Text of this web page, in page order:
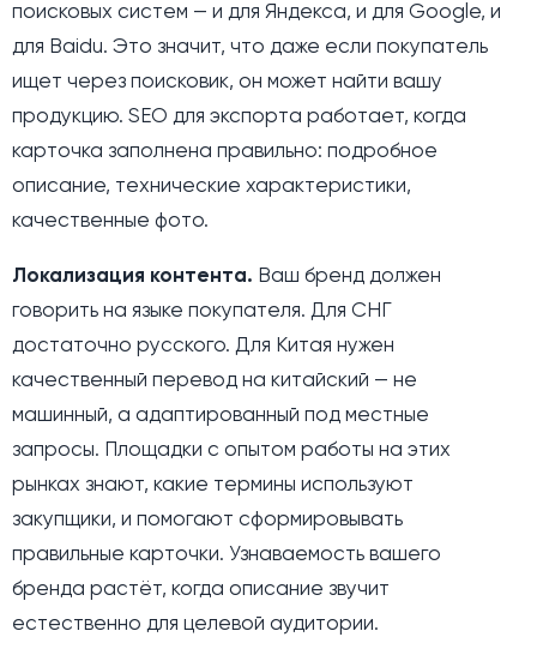
поисковых систем — и для Яндекса, и для Google, и
для Baidu. Это значит, что даже если покупатель
ищет через поисковик, он может найти вашу
продукцию. SEO для экспорта работает, когда
карточка заполнена правильно: подробное
описание, технические характеристики,
качественные фото.
Локализация контента. Ваш бренд должен
говорить на языке покупателя. Для СНГ
достаточно русского. Для Китая нужен
качественный перевод на китайский — не
машинный, а адаптированный под местные
запросы. Площадки с опытом работы на этих
рынках знают, какие термины используют
закупщики, и помогают сформировывать
правильные карточки. Узнаваемость вашего
бренда растёт, когда описание звучит
естественно для целевой аудитории.